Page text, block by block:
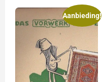
Aanbieding!